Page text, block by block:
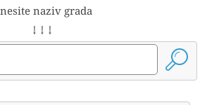
naziv grada
↓ ↓ ↓